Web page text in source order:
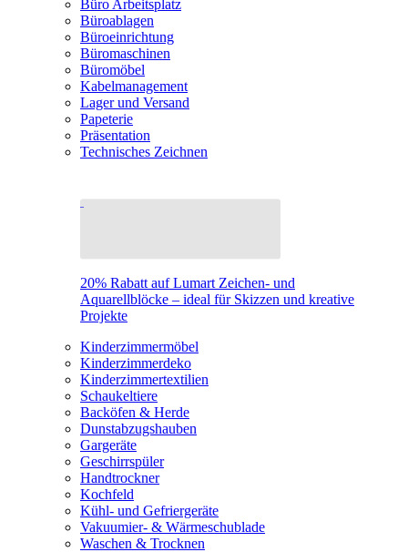
Büro Arbeitsplatz
Büroablagen
Büroeinrichtung
Büromaschinen
Büromöbel
Kabelmanagement
Lager und Versand
Papeterie
Präsentation
Technisches Zeichnen
20% Rabatt auf Lumart Zeichen- und
Aquarellblöcke – ideal für Skizzen und kreative
Projekte
Kinderzimmermöbel
Kinderzimmerdeko
Kinderzimmertextilien
Schaukeltiere
Backöfen & Herde
Dunstabzugshauben
Gargeräte
Geschirrspüler
Handtrockner
Kochfeld
Kühl- und Gefriergeräte
Vakuumier- & Wärmeschublade
Waschen & Trocknen